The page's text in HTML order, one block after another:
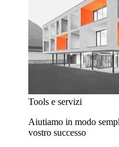
Tools e servizi
Aiutiamo in modo
vostro successo